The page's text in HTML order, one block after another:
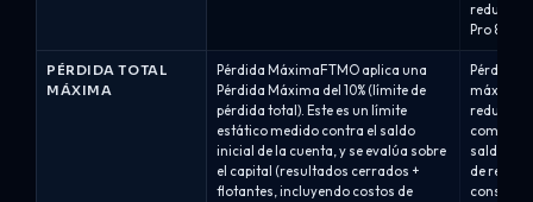
Pro 8%:
PÉRDIDA TOTAL
MÁXIMA
Pérdida MáximaFTMO aplica una
Pérdida Máxima del 10% (límite de
pérdida total). Este es un límite
estático medido contra el saldo
inicial de la cuenta, y se evalúa sobre
el capital (resultados cerrados +
flotantes, incluyendo costos de
Pérdida
máxima
como un
saldo o
de